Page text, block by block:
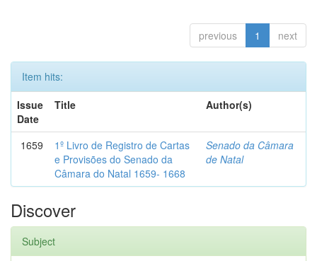
previous 1 next
Item hits:
Issue
Date
Title Author(s)
1659
1º Livro de Registro de Cartas
e Provisões do Senado da
Câmara do Natal 1659- 1668
Senado da Câmara
de Natal
Discover
Subject